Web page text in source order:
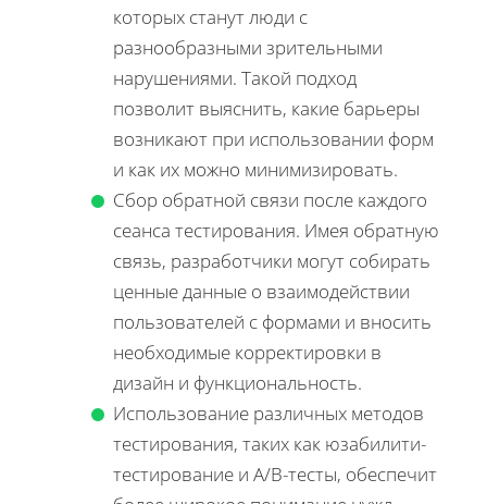
которых станут люди с
разнообразными зрительными
нарушениями. Такой подход
позволит выяснить, какие барьеры
возникают при использовании форм
и как их можно минимизировать.
Сбор обратной связи после каждого
сеанса тестирования. Имея обратную
связь, разработчики могут собирать
ценные данные о взаимодействии
пользователей с формами и вносить
необходимые корректировки в
дизайн и функциональность.
Использование различных методов
тестирования, таких как юзабилити-
тестирование и A/B-тесты, обеспечит